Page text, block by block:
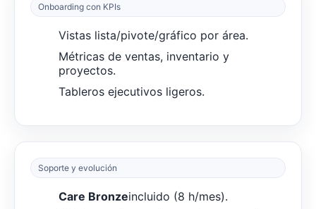
Onboarding con KPIs
Vistas lista/pivote/gráfico por área.
Métricas de ventas, inventario y
proyectos.
Tableros ejecutivos ligeros.
Soporte y evolución
Care Bronzeincluido (8 h/mes).